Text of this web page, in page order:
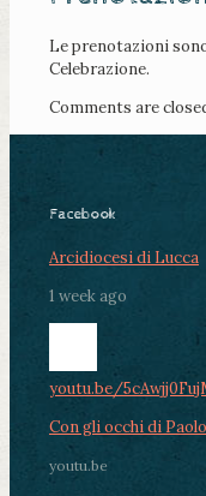
Le prenotazioni
Celebrazione.
Comments are
Facebook
Arcidiocesi di Lucca
1 week ago
youtu.be/
Con gli occhi di
youtu.be